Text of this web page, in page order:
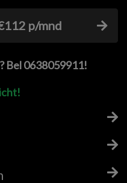
p/mnd
Bel 0638059911!